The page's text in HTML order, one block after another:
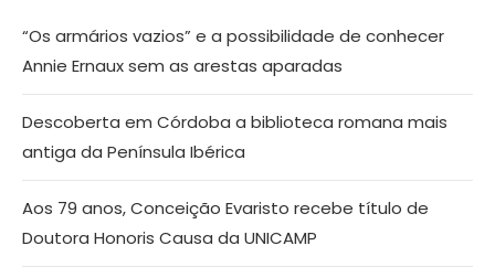
“Os armários vazios” e a possibilidade de conhecer
Annie Ernaux sem as arestas aparadas
Descoberta em Córdoba a biblioteca romana mais
antiga da Península Ibérica
Aos 79 anos, Conceição Evaristo recebe título de
Doutora Honoris Causa da UNICAMP